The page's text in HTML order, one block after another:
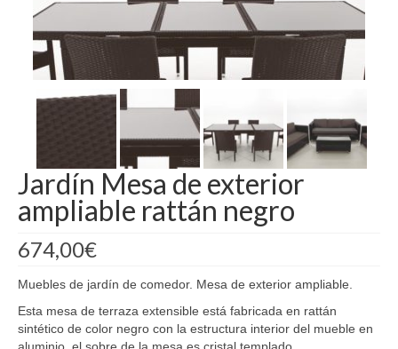
Fundas muebles Jardín
Contacto
Madrid
Jardín Mesa de exterior
ampliable rattán negro
674,00€
Muebles de jardín de comedor. Mesa de exterior ampliable.
Esta mesa de terraza extensible está fabricada en rattán
sintético de color negro con la estructura interior del mueble en